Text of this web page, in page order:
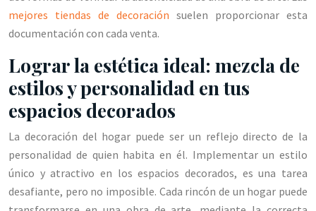
mejores tiendas de decoración suelen proporcionar esta
documentación con cada venta.
Lograr la estética ideal: mezcla de
estilos y personalidad en tus
espacios decorados
La decoración del hogar puede ser un reflejo directo de la
personalidad de quien habita en él. Implementar un estilo
único y atractivo en los espacios decorados, es una tarea
desafiante, pero no imposible. Cada rincón de un hogar puede